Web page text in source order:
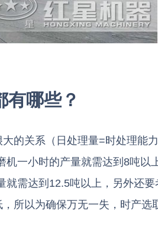
有哪些？
的关系（日处理量=时处理能
机一小时的产量就需达到8吨以
就需达到12.5吨以上，另外还要
所以为确保万无一失，时产选